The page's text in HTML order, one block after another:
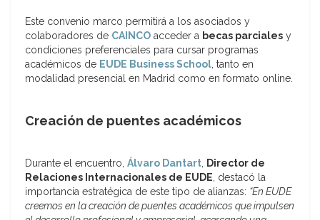
Este convenio marco permitirá a los asociados y
colaboradores de CAINCO acceder a becas parciales y
condiciones preferenciales para cursar programas
académicos de EUDE Business School, tanto en
modalidad presencial en Madrid como en formato online.
Creación de puentes académicos
Durante el encuentro, Álvaro Dantart, Director de
Relaciones Internacionales de EUDE, destacó la
importancia estratégica de este tipo de alianzas: “En EUDE
creemos en la creación de puentes académicos que impulsen